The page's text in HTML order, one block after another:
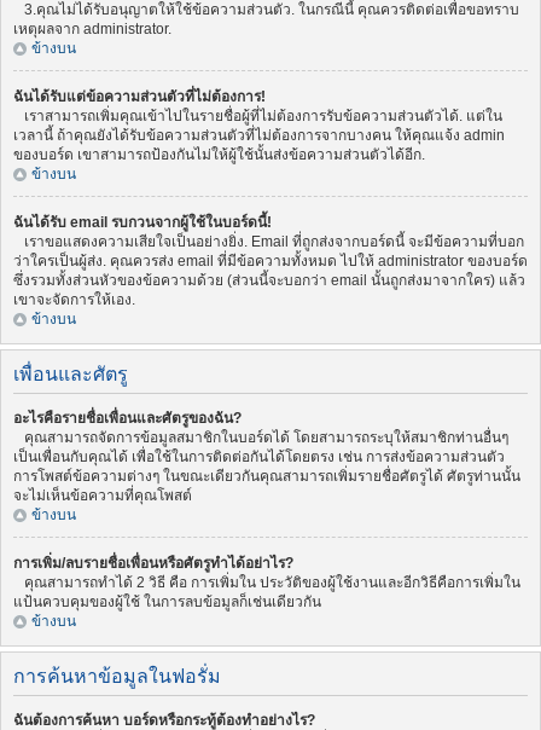
3.คุณไม่ได้รับอนุญาตให้ใช้ข้อความส่วนตัว. ในกรณีนี้ คุณควรติดต่อเพื่อขอทราบ
เหตุผลจาก administrator.
ข้างบน
ฉันได้รับแต่ข้อความส่วนตัวที่ไม่ต้องการ!
เราสามารถเพิ่มคุณเข้าไปในรายชื่อผู้ที่ไม่ต้องการรับข้อความส่วนตัวได้. แต่ใน
เวลานี้ ถ้าคุณยังได้รับข้อความส่วนตัวที่ไม่ต้องการจากบางคน ให้คุณแจ้ง admin
ของบอร์ด เขาสามารถป้องกันไม่ให้ผู้ใช้นั้นส่งข้อความส่วนตัวได้อีก.
ข้างบน
ฉันได้รับ email รบกวนจากผู้ใช้ในบอร์ดนี้!
เราขอแสดงความเสียใจเป็นอย่างยิ่ง. Email ที่ถูกส่งจากบอร์ดนี้ จะมีข้อความที่บอก
ว่าใครเป็นผู้ส่ง. คุณควรส่ง email ที่มีข้อความทั้งหมด ไปให้ administrator ของบอร์ด
ซึ่งรวมทั้งส่วนหัวของข้อความด้วย (ส่วนนี้จะบอกว่า email นั้นถูกส่งมาจากใคร) แล้ว
เขาจะจัดการให้เอง.
ข้างบน
เพื่อนและศัตรู
อะไรคือรายชื่อเพื่อนและศัตรูของฉัน?
คุณสามารถจัดการข้อมูลสมาชิกในบอร์ดได้ โดยสามารถระบุให้สมาชิกท่านอื่นๆ
เป็นเพื่อนกับคุณได้ เพื่อใช้ในการติดต่อกันได้โดยตรง เช่น การส่งข้อความส่วนตัว
การโพสต์ข้อความต่างๆ ในขณะเดียวกันคุณสามารถเพิ่มรายชื่อศัตรูได้ ศัตรูท่านนั้น
จะไม่เห็นข้อความที่คุณโพสต์
ข้างบน
การเพิ่ม/ลบรายชื่อเพื่อนหรือศัตรูทำได้อย่าไร?
คุณสามารถทำได้ 2 วิธี คือ การเพิ่มใน ประวัติของผู้ใช้งานและอีกวิธีคือการเพิ่มใน
แป้นควบคุมของผู้ใช้ ในการลบข้อมูลก็เช่นเดียวกัน
ข้างบน
การค้นหาข้อมูลในฟอรั่ม
ฉันต้องการค้นหา บอร์ดหรือกระทู้ต้องทำอย่างไร?